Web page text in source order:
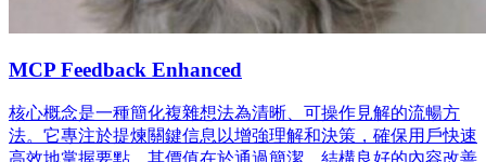
MCP Feedback Enhanced
核心概念是一種簡化複雜想法為清晰、可操作見解的流暢方
法。它專注於提煉關鍵信息以增強理解和決策，確保用戶快速
高效地掌握要點。其價值在於通過簡潔、結構良好的內容改善